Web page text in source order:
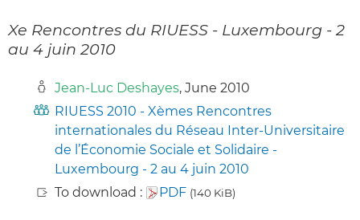
Xe Rencontres du RIUESS - Luxembourg - 2
au 4 juin 2010
Jean-Luc Deshayes, June 2010
RIUESS 2010 - Xèmes Rencontres
internationales du Réseau Inter-Universitaire
de l’Économie Sociale et Solidaire -
Luxembourg - 2 au 4 juin 2010
To download :
PDF (140 KiB)